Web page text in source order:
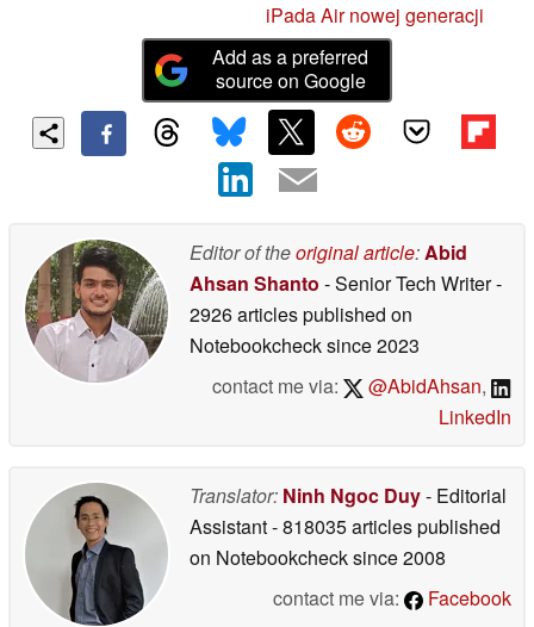
iPada Air nowej generacji
Add as a preferred
source on Google
Editor of theoriginal article:Abid
Ahsan Shanto - Senior Tech Writer-
2926 articles published on
Notebookchecksince 2023
contact me via:
@AbidAhsan,
LinkedIn
Translator: Ninh Ngoc Duy- Editorial
Assistant- 818035 articles published
on Notebookchecksince 2008
contact me via:
Facebook